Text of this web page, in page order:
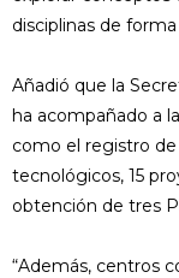
disciplinas de
Añadió que la
ha acompañado a
como el registro
tecnológicos, 15
obtención de tres
“Además, centros